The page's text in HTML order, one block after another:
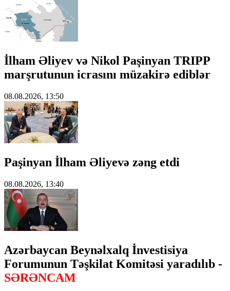
İlham Əliyev və Nikol Paşinyan TRIPP
marşrutunun icrasını müzakirə ediblər
08.08.2026, 13:50
Paşinyan İlham Əliyevə zəng etdi
08.08.2026, 13:40
Azərbaycan Beynəlxalq İnvestisiya
Forumunun Təşkilat Komitəsi yaradılıb -
SƏRƏNCAM